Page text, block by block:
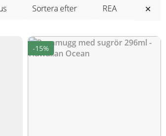
Sortera efter REA ✕
-15%